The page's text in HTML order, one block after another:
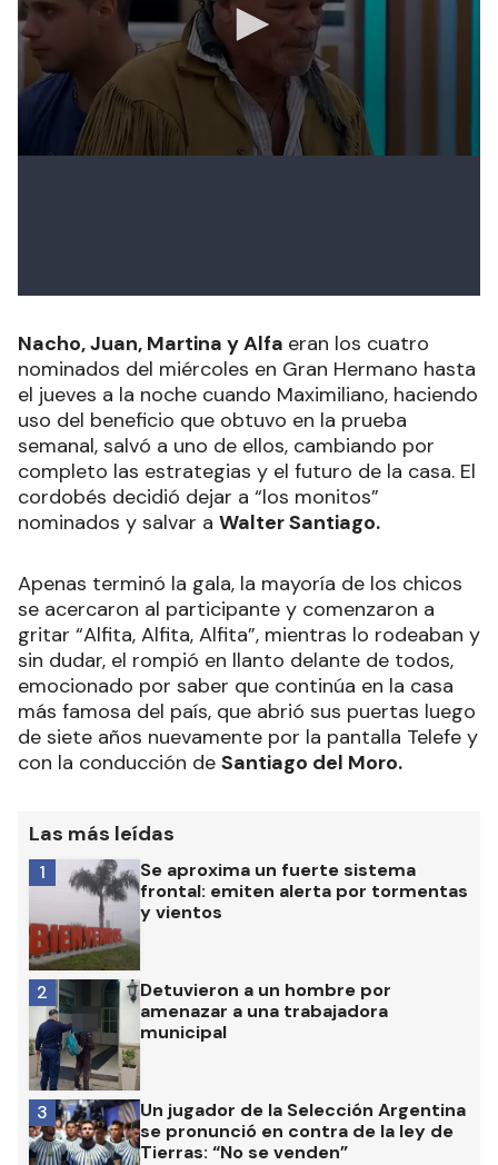
Nacho, Juan, Martina y Alfa eran los cuatro
nominados del miércoles en Gran Hermano hasta
el jueves a la noche cuando Maximiliano, haciendo
uso del beneficio que obtuvo en la prueba
semanal, salvó a uno de ellos, cambiando por
completo las estrategias y el futuro de la casa. El
cordobés decidió dejar a “los monitos”
nominados y salvar a Walter Santiago.
Apenas terminó la gala, la mayoría de los chicos
se acercaron al participante y comenzaron a
gritar “Alfita, Alfita, Alfita”, mientras lo rodeaban y
sin dudar, el rompió en llanto delante de todos,
emocionado por saber que continúa en la casa
más famosa del país, que abrió sus puertas luego
de siete años nuevamente por la pantalla Telefe y
con la conducción de Santiago del Moro.
Las más leídas
Se aproxima un fuerte sistema
frontal: emiten alerta por tormentas
y vientos
1
Detuvieron a un hombre por
amenazar a una trabajadora
municipal
2
Un jugador de la Selección Argentina
se pronunció en contra de la ley de
Tierras: “No se venden”
3